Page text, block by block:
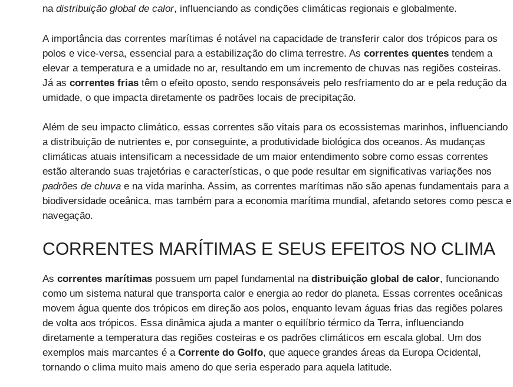
na distribuição global de calor, influenciando as condições climáticas regionais e globalmente.
A importância das correntes marítimas é notável na capacidade de transferir calor dos trópicos para os
polos e vice-versa, essencial para a estabilização do clima terrestre. As correntes quentes tendem a
elevar a temperatura e a umidade no ar, resultando em um incremento de chuvas nas regiões costeiras.
Já as correntes frias têm o efeito oposto, sendo responsáveis pelo resfriamento do ar e pela redução da
umidade, o que impacta diretamente os padrões locais de precipitação.
Além de seu impacto climático, essas correntes são vitais para os ecossistemas marinhos, influenciando
a distribuição de nutrientes e, por conseguinte, a produtividade biológica dos oceanos. As mudanças
climáticas atuais intensificam a necessidade de um maior entendimento sobre como essas correntes
estão alterando suas trajetórias e características, o que pode resultar em significativas variações nos
padrões de chuva e na vida marinha. Assim, as correntes marítimas não são apenas fundamentais para a
biodiversidade oceânica, mas também para a economia marítima mundial, afetando setores como pesca e
navegação.
CORRENTES MARÍTIMAS E SEUS EFEITOS NO CLIMA
As correntes marítimas possuem um papel fundamental na distribuição global de calor, funcionando
como um sistema natural que transporta calor e energia ao redor do planeta. Essas correntes oceânicas
movem água quente dos trópicos em direção aos polos, enquanto levam águas frias das regiões polares
de volta aos trópicos. Essa dinâmica ajuda a manter o equilíbrio térmico da Terra, influenciando
diretamente a temperatura das regiões costeiras e os padrões climáticos em escala global. Um dos
exemplos mais marcantes é a Corrente do Golfo, que aquece grandes áreas da Europa Ocidental,
tornando o clima muito mais ameno do que seria esperado para aquela latitude.